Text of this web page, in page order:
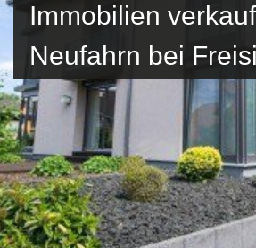
Immobilien
Neufahrn bei